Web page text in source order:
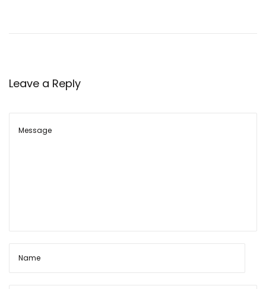
Leave a Reply